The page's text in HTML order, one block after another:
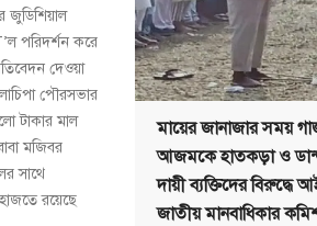
জুডিশিয়াল
পরিদর্শন করে
দেওয়া
পৌরসভার
টাকার মাল
মজিবর
সাথে
রয়েছে
মায়ের জানাজার সময়
আজমকে হাতকড়া ও
দায়ী ব্যক্তিদের বিরুদ্ধে
জাতীয় মানবাধিকার